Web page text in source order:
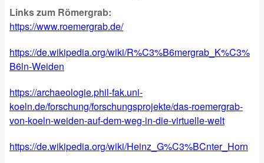
Links zum Römergrab:
https://www.roemergrab.de/
https://de.wikipedia.org/wiki/R%C3%B6mergrab_K%C3%
B6ln-Weiden
https://archaeologie.phil-fak.uni-
koeln.de/forschung/forschungsprojekte/das-roemergrab-
von-koeln-weiden-auf-dem-weg-in-die-virtuelle-welt
https://de.wikipedia.org/wiki/Heinz_G%C3%BCnter_Horn